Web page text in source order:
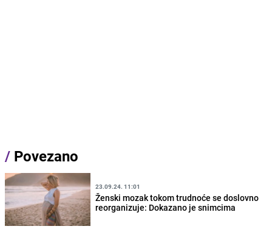
/ Povezano
23.09.24. 11:01
Ženski mozak tokom trudnoće se doslovno
reorganizuje: Dokazano je snimcima